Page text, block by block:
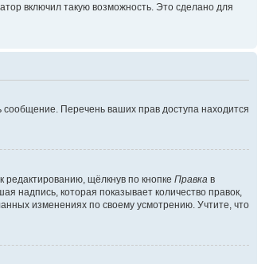
включил такую возможность. Это сделано для
Перечень ваших прав доступа находится
щёлкнув по кнопке Правка в
надпись, которая показывает количество правок,
изменениях по своему усмотрению. Учтите, что